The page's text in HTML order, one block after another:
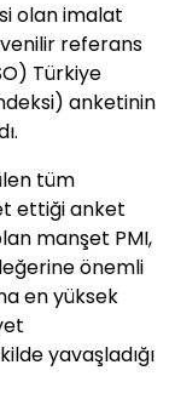
olan imalat
referans
Türkiye
anketinin
tüm
ettiği anket
manşet PMI,
önemli
en yüksek
yavaşladığı